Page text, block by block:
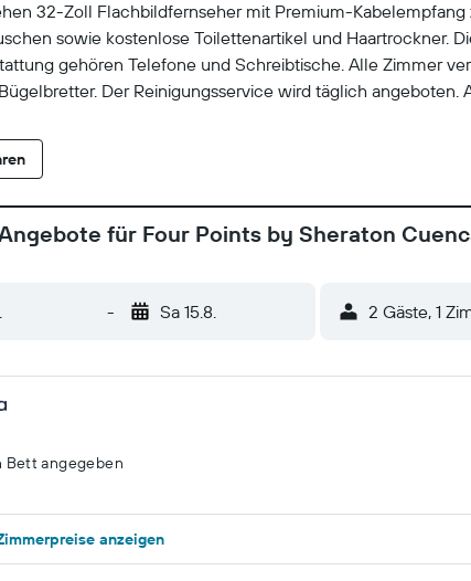
32-Zoll Flachbildfernseher mit Premium-
sowie kostenlose Toilettenartikel und Haartrockner.
gehören Telefone und Schreibtische. Alle Zimmer
Der Reinigungsservice wird täglich
für Four Points by Sheraton
- Sa 15.8. 2 Gäste, 1
Bett angegeben
anzeigen